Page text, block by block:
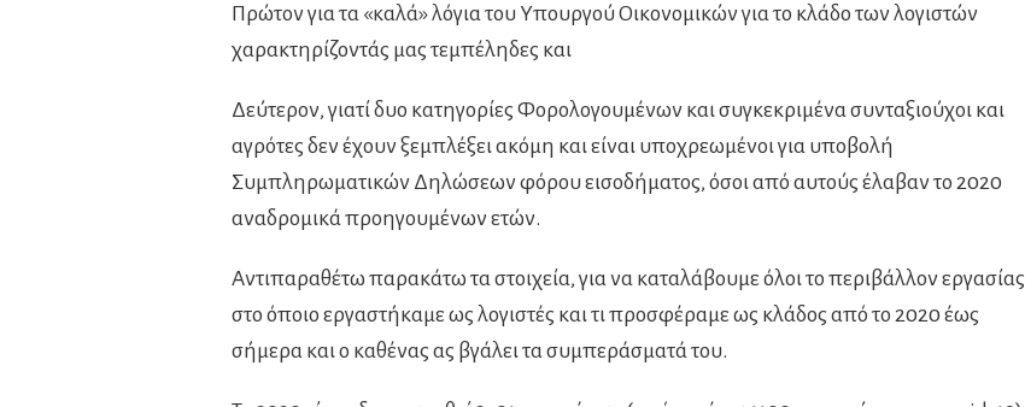
Πρώτον για τα «καλά» λόγια του Υπουργού Οικονομικών για το κλάδο των λογιστών
χαρακτηρίζοντάς μας τεμπέληδες και
Δεύτερον, γιατί δυο κατηγορίες Φορολογουμένων και συγκεκριμένα συνταξιούχοι και
αγρότες δεν έχουν ξεμπλέξει ακόμη και είναι υποχρεωμένοι για υποβολή
Συμπληρωματικών Δηλώσεων φόρου εισοδήματος, όσοι από αυτούς έλαβαν το 2020
αναδρομικά προηγουμένων ετών.
Αντιπαραθέτω παρακάτω τα στοιχεία, για να καταλάβουμε όλοι το περιβάλλον εργασίας
στο όποιο εργαστήκαμε ως λογιστές και τι προσφέραμε ως κλάδος από το 2020 έως
σήμερα και ο καθένας ας βγάλει τα συμπεράσματά του.